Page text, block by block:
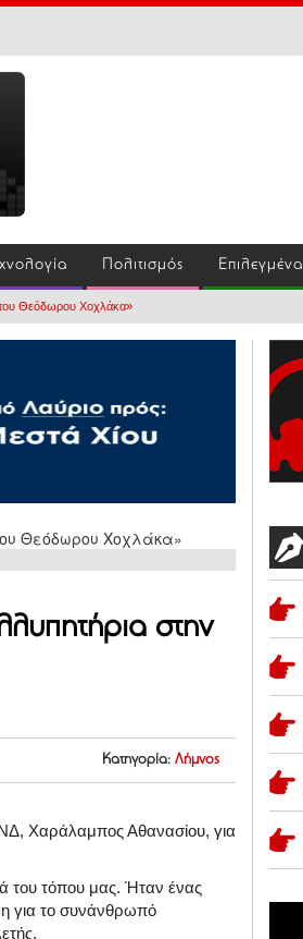
Πολιτισμός Επιλεγμένα
του Θεόδωρου Χοχλάκα»
στην
Κατηγορία: Λήμνος
Χαράλαμπος Αθανασίου, για
του τόπου μας. Ήταν ένας
για το συνάνθρωπό